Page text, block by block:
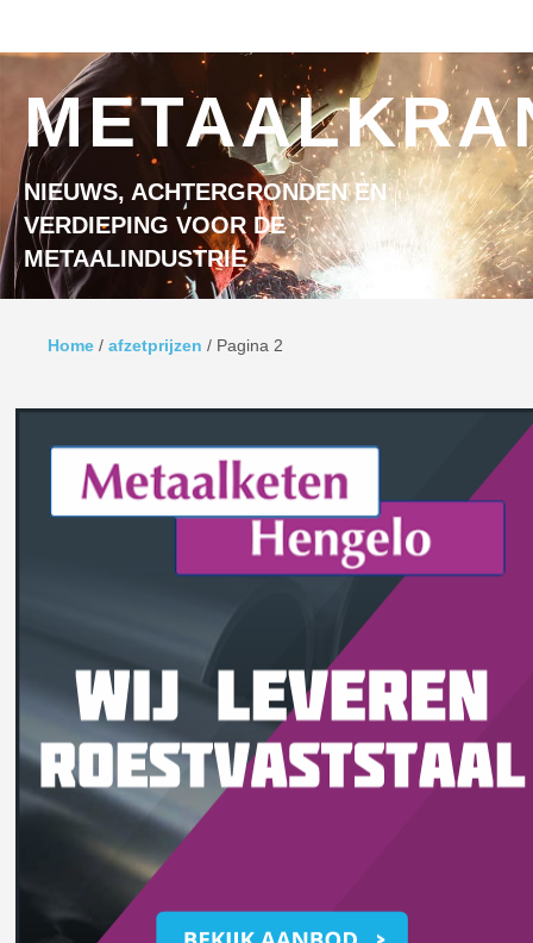
NIEUWS, ACHTERGRONDEN EN
VERDIEPING VOOR DE
METAALINDUSTRIE
Home / afzetprijzen / Pagina 2